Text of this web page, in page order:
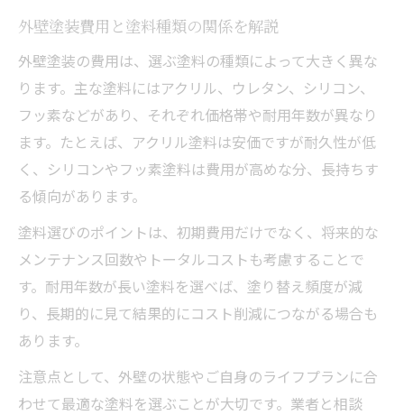
外壁塗装費用と塗料種類の関係を解説
外壁塗装の費用は、選ぶ塗料の種類によって大きく異な
ります。主な塗料にはアクリル、ウレタン、シリコン、
フッ素などがあり、それぞれ価格帯や耐用年数が異なり
ます。たとえば、アクリル塗料は安価ですが耐久性が低
く、シリコンやフッ素塗料は費用が高めな分、長持ちす
る傾向があります。
塗料選びのポイントは、初期費用だけでなく、将来的な
メンテナンス回数やトータルコストも考慮することで
す。耐用年数が長い塗料を選べば、塗り替え頻度が減
り、長期的に見て結果的にコスト削減につながる場合も
あります。
注意点として、外壁の状態やご自身のライフプランに合
わせて最適な塗料を選ぶことが大切です。業者と相談